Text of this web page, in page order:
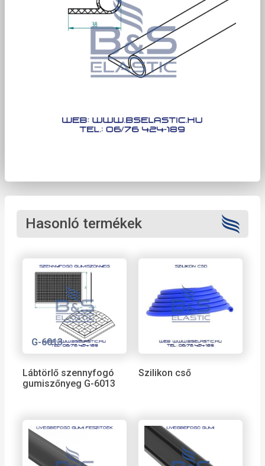
Hasonló termékek
G-6013
Lábtörlő szennyfogó
gumiszőnyeg G-6013
Szilikon cső